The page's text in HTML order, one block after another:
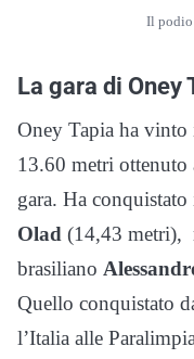
Il podio
La gara di Oney
Oney Tapia ha
13.60 metri ottenuto
gara. Ha
Olad (14,43 metri),
brasiliano
Quello conquistato
l’Italia alle